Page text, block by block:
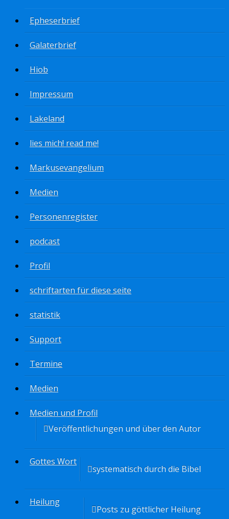
Epheserbrief
Galaterbrief
Hiob
Impressum
Lakeland
lies mich! read me!
Markusevangelium
Medien
Personenregister
podcast
Profil
schriftarten für diese seite
statistik
Support
Termine
Medien
Medien und Profil
Veröffentlichungen und über den Autor
Gottes Wort
systematisch durch die Bibel
Heilung
Posts zu göttlicher Heilung